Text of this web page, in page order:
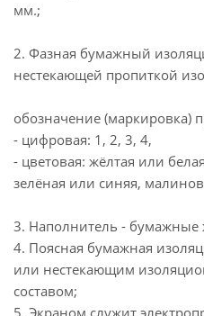
мм.;
2. Фазная бумажный
нестекающей пропиткой
обозначение (маркировка)
- цифровая: 1, 2, 3, 4,
- цветовая: жёлтая или
зелёная или синяя,
3. Наполнитель - бумажные
4. Поясная бумажная
или нестекающим
составом;
5. Экраном служит